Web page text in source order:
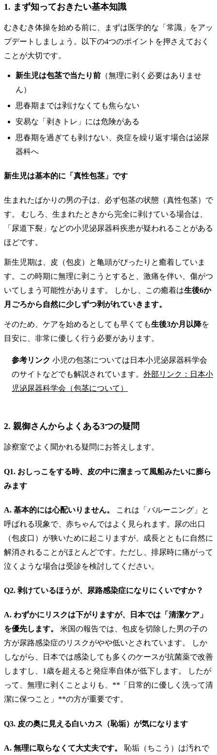
1. まず知っておきたい基本知識
むきむき体操を始める前に、まずは医学的な「常識」をアッ
プデートしましょう。以下の4つのポイントを押さえておく
ことが大切です。
新生児は包茎で当たり前 （無理に剥く必要はありませ
ん）
思春期までは剥けなくても焦らない
安易な「剥きトレ」には危険がある
思春期を過ぎても剥けない、炎症を繰り返す場合は泌尿
器科へ
新生児は基本的に「真性包茎」です
生まれたばかりの男の子は、必ず包茎の状態（真性包茎）で
す。 むしろ、生まれたときから完全に剥けている場合は、
「尿道下裂」などの小児泌尿器科疾患が疑われることがある
ほどです。
新生児期は、皮（包皮）と亀頭がぴったりと癒着していま
す。この時期に無理に剥こうとすると、激痛を伴い、傷がつ
いてしまう可能性があります。 しかし、この癒着は生後6か
月ごろから自然に少しずつ剥がれていきます。
そのため、ケアを始めるとしても早くても生後3か月以降を
目安に、非常に優しく行う必要があります。
参考リンク 小児の包茎については日本小児泌尿器科学会
のサイトなどでも解説されています。 外部リンク：日本小
児泌尿器科学会（包茎について）
2. 親御さんからよくある3つの疑問
診察室でよく聞かれる疑問にお答えします。
Q1. おしっこをする時、皮の中に溜まって風船みたいに膨ら
みます
A. 基本的には心配いりません。
これは「バルーニング」と
呼ばれる現象で、赤ちゃんではよく見られます。尿の出口
（包皮口）が狭いために起こりますが、成長とともに自然に
解消されることがほとんどです。ただし、排尿時に痛がって
泣くような場合は受診を検討してください。
Q2. 剥けているほうが、尿路感染症になりにくいですか？
A. わずかにリスクは下がりますが、日本では「清潔ケア」
を優先します。
米国の報告では、包皮を切除した男の子の
方が尿路感染症のリスクがやや低いとされています。 しか
しながら、日本では感染しても多くのケースが抗菌薬で改善
しますし、1歳を超えると発症率自体が低下します。 したが
って、無理に剥くことよりも、**「日常的に優しく洗って清
潔に保つこと」**の方が重要です。
Q3. 皮の奥に見える白いカス（恥垢）が気になります
A. 無理に取らなくて大丈夫です。 恥垢（ちこう）は汚れで